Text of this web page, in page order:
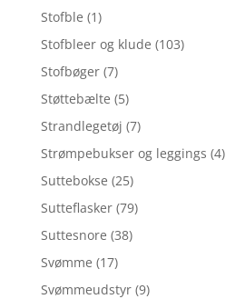
Stofble (1)
Stofbleer og klude (103)
Stofbøger (7)
Støttebælte (5)
Strandlegetøj (7)
Strømpebukser og leggings (4)
Suttebokse (25)
Sutteflasker (79)
Suttesnore (38)
Svømme (17)
Svømmeudstyr (9)